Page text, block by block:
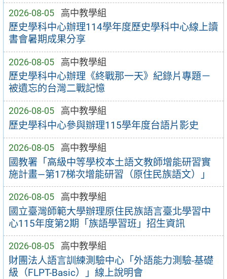
2026-08-05 高中教學組
歷史學科中心辦理114學年度歷史學科中心線上讀
書會暑期成果分享
2026-08-05 高中教學組
歷史學科中心辦理《終戰那一天》紀錄片專題－
被遺忘的台灣二戰記憶
2026-08-05 高中教學組
歷史學科中心參與辦理115學年度台語片影史
2026-08-05 高中教學組
國教署「高級中等學校本土語文教師增能研習實
施計畫—第17梯次增能研習（原住民族語文）」
2026-08-05 高中教學組
國立臺灣師範大學辦理原住民族語言臺北學習中
心115年度第2期「族語學習班」招生資訊
2026-08-05 高中教學組
財團法人語言訓練測驗中心「外語能力測驗-基礎
級（FLPT-Basic）」線上說明會